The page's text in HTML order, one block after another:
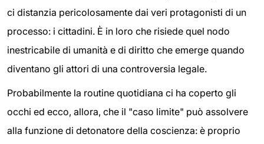
ci distanzia pericolosamente dai veri protagonisti di un
processo: i cittadini. È in loro che risiede quel nodo
inestricabile di umanità e di diritto che emerge quando
diventano gli attori di una controversia legale.
Probabilmente la routine quotidiana ci ha coperto gli
occhi ed ecco, allora, che il "caso limite" può assolvere
alla funzione di detonatore della coscienza: è proprio